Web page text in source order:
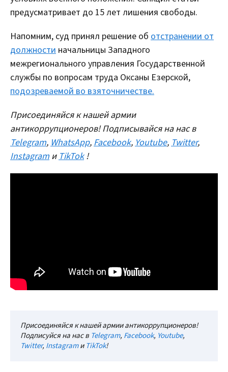
предусматривает до 15 лет лишения свободы.
Напомним, суд принял решение об отстранении от
должности начальницы Западного
межрегионального управления Государственной
службы по вопросам труда Оксаны Езерской,
подозреваемой во взяточничестве.
Присоединяйся к нашей армии
антикоррупционеров! Подписывайся на нас в
Telegram,WhatsApp,Facebook,Youtube,Twitter,
Instagram иTikTok !
Присоединяйся к нашей армии антикоррупционеров!
Подписуйся на нас в Telegram, Facebook, Youtube,
Twitter, InstagramиTikTok!